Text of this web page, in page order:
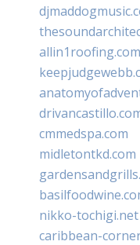
allin1roofing.com
cmmedspa.com
midletontkd.com
nikko-tochigi.net
caribbean-